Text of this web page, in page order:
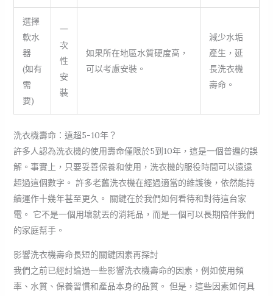
選擇
軟水
器
(如有
需
要)
一
次
性
安
裝
如果所在地區水質硬度高，
可以考慮安裝。
減少水垢
產生，延
長洗衣機
壽命。
洗衣機壽命：遠超5-10年？
許多人認為洗衣機的使用壽命僅限於5到10年，這是一個普遍的誤
解。事實上，只要妥善保養和使用，洗衣機的服役時間可以遠遠
超過這個數字。 許多老舊洗衣機在經過適當的維護後，依然能持
續運作十幾年甚至更久。 關鍵在於我們如何看待和對待這台家
電。 它不是一個用壞就丟的消耗品，而是一個可以長期陪伴我們
的家庭幫手。
影響洗衣機壽命長短的關鍵因素再探討
我們之前已經討論過一些影響洗衣機壽命的因素，例如使用頻
率、水質、保養習慣和產品本身的品質。 但是，這些因素如何具